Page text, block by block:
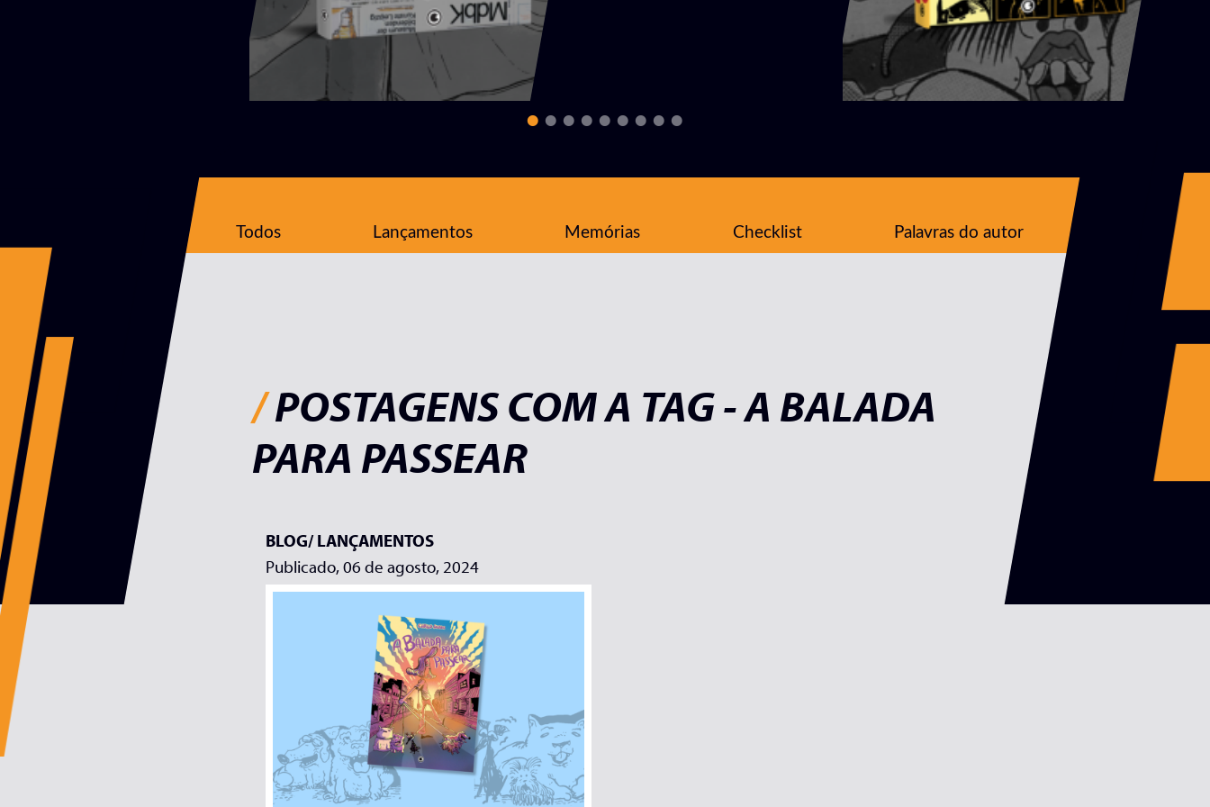
Todos Lançamentos Memórias Checklist Palavras do autor
/POSTAGENS COM A TAG - A BALADA
PARA PASSEAR
BLOG/LANÇAMENTOS
Publicado, 06 de agosto, 2024